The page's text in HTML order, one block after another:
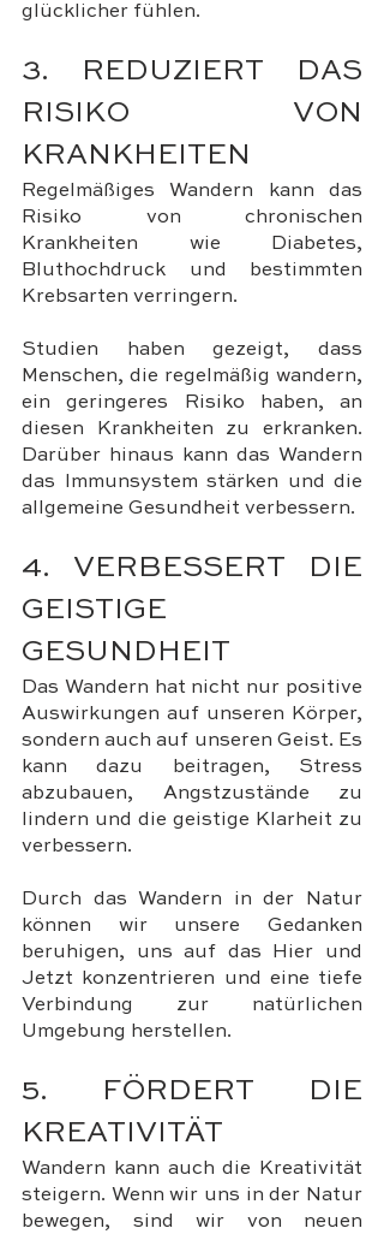
glücklicher fühlen.
3. REDUZIERT DAS
RISIKO VON
KRANKHEITEN
Regelmäßiges Wandern kann das
Risiko von chronischen
Krankheiten wie Diabetes,
Bluthochdruck und bestimmten
Krebsarten verringern.
Studien haben gezeigt, dass
Menschen, die regelmäßig wandern,
ein geringeres Risiko haben, an
diesen Krankheiten zu erkranken.
Darüber hinaus kann das Wandern
das Immunsystem stärken und die
allgemeine Gesundheit verbessern.
4. VERBESSERT DIE
GEISTIGE
GESUNDHEIT
Das Wandern hat nicht nur positive
Auswirkungen auf unseren Körper,
sondern auch auf unseren Geist. Es
kann dazu beitragen, Stress
abzubauen, Angstzustände zu
lindern und die geistige Klarheit zu
verbessern.
Durch das Wandern in der Natur
können wir unsere Gedanken
beruhigen, uns auf das Hier und
Jetzt konzentrieren und eine tiefe
Verbindung zur natürlichen
Umgebung herstellen.
5. FÖRDERT DIE
KREATIVITÄT
Wandern kann auch die Kreativität
steigern. Wenn wir uns in der Natur
bewegen, sind wir von neuen